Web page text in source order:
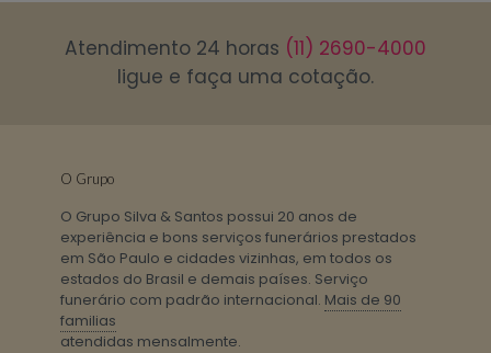
Atendimento 24 horas (11) 2690-4000
ligue e faça uma cotação.
O Grupo
O Grupo Silva & Santos possui 20 anos de
experiência e bons serviços funerários prestados
em São Paulo e cidades vizinhas, em todos os
estados do Brasil e demais países. Serviço
funerário com padrão internacional. Mais de 90
familias
atendidas mensalmente.